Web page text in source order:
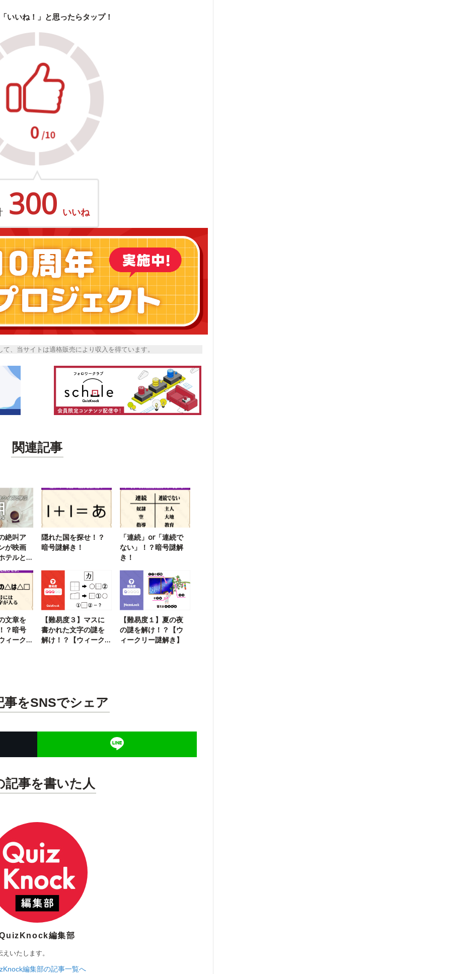
いいね！」と思ったらタップ！
300 いいね
、当サイトは適格販売により収入を得ています。
関連記事
絶叫ア
が映画
テルと
隠れた国を探せ！？
暗号謎解き！
「連続」or「連続で
ない」！？暗号謎解
き！
文章を
？暗号
ィーク
【難易度３】マスに
書かれた文字の謎を
解け！？【ウィーク
【難易度１】夏の夜
の謎を解け！？【ウ
ィークリー謎解き】
事をSNSでシェア
記事を書いた人
編集部
いたします。
編集部の記事一覧へ